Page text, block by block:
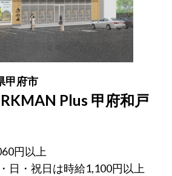
甲府市
Plus 甲府和戸
円以上
日・祝日は時給1,100円以上